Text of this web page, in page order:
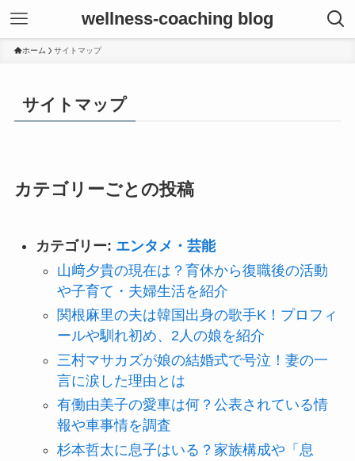
wellness-coaching blog
ホーム サイトマップ
サイトマップ
カテゴリーごとの投稿
カテゴリー: エンタメ・芸能
山﨑夕貴の現在は？育休から復職後の活動
や子育て・夫婦生活を紹介
関根麻里の夫は韓国出身の歌手K！プロフィ
ールや馴れ初め、2人の娘を紹介
三村マサカズが娘の結婚式で号泣！妻の一
言に涙した理由とは
有働由美子の愛車は何？公表されている情
報や車事情を調査
杉本哲太に息子はいる？家族構成や「息